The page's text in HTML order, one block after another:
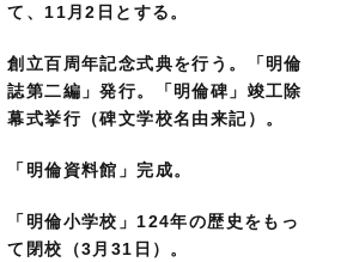
て、11月2日とする。
創立百周年記念式典を行う。「明倫
誌第二編」発行。「明倫碑」竣工除
幕式挙行（碑文学校名由来記）。
「明倫資料館」完成。
「明倫小学校」124年の歴史をもっ
て閉校（3月31日）。